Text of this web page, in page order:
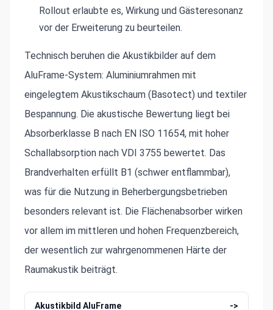
Rollout erlaubte es, Wirkung und Gästeresonanz
vor der Erweiterung zu beurteilen.
Technisch beruhen die Akustikbilder auf dem
AluFrame-System: Aluminiumrahmen mit
eingelegtem Akustikschaum (Basotect) und textiler
Bespannung. Die akustische Bewertung liegt bei
Absorberklasse B nach EN ISO 11654, mit hoher
Schallabsorption nach VDI 3755 bewertet. Das
Brandverhalten erfüllt B1 (schwer entflammbar),
was für die Nutzung in Beherbergungsbetrieben
besonders relevant ist. Die Flächenabsorber wirken
vor allem im mittleren und hohen Frequenzbereich,
der wesentlich zur wahrgenommenen Härte der
Raumakustik beiträgt.
Akustikbild AluFrame ->